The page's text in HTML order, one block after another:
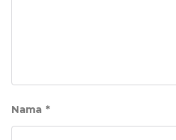
Nama *